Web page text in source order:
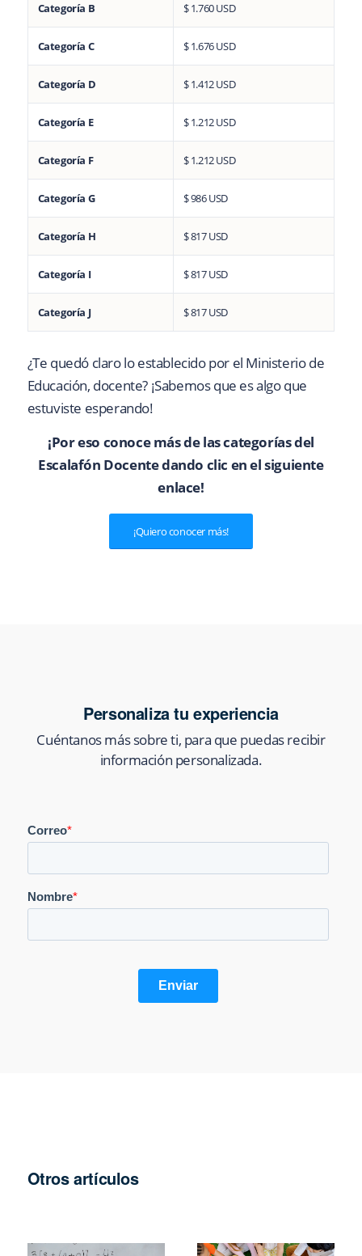
Categoría B $ 1.760 USD
Categoría C $ 1.676 USD
Categoría D $ 1.412 USD
Categoría E $ 1.212 USD
Categoría F $ 1.212 USD
Categoría G $ 986 USD
Categoría H $ 817 USD
Categoría I $ 817 USD
Categoría J $ 817 USD
¿Te quedó claro lo establecido por el Ministerio de
Educación, docente? ¡Sabemos que es algo que
estuviste esperando!
¡Por eso conoce más de las categorías del
Escalafón Docente dando clic en el siguiente
enlace!
¡Quiero conocer más!
Personaliza tu experiencia
Cuéntanos más sobre ti, para que puedas recibir
información personalizada.
Otros artículos